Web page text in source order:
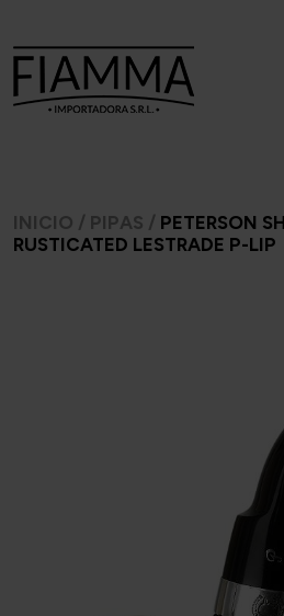
INICIO / PIPAS / PETERSON
RUSTICATED LESTRADE P-LIP